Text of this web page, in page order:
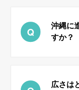
沖縄に
すか？
広さは